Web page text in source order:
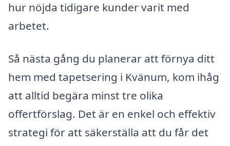
hur nöjda tidigare kunder varit med
arbetet.
Så nästa gång du planerar att förnya ditt
hem med tapetsering i Kvänum, kom ihåg
att alltid begära minst tre olika
offertförslag. Det är en enkel och effektiv
strategi för att säkerställa att du får det